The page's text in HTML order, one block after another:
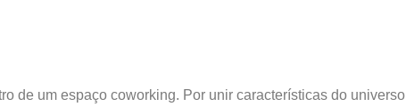
de um espaço coworking. Por unir características do universo